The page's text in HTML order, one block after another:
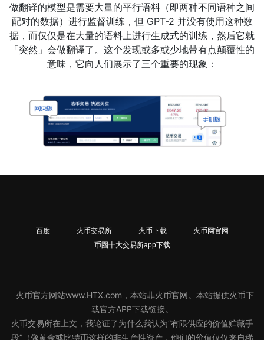
做翻译的模型是需要大量的平行语料（即两种不同语种之间
配对的数据）进行监督训练，但 GPT-2 并没有使用这种数
据，而仅仅是在大量的语料上进行生成式的训练，然后它就
「突然」会做翻译了。这个发现或多或少地带有点颠覆性的
意味，它向人们展示了三个重要的现象：
百度 火币交易所 火币下载
火币网官网
币圈十大交易所app下载
火币官方网站www.HTX.com，本站非火币官网。本站提供火币下
载官方APP下载链接。
火币交易所在上文，我论证了为什么我认为“有限供应的价值贮藏手
段”（像黄金或比特币这样的非生产性资产，他们的价值仅仅来自稀